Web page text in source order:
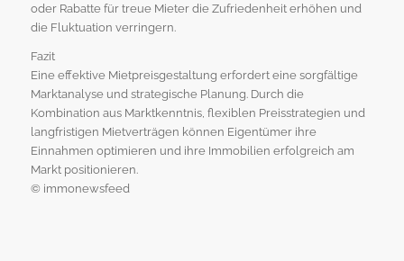
oder Rabatte für treue Mieter die Zufriedenheit erhöhen und
die Fluktuation verringern.
Fazit
Eine effektive Mietpreisgestaltung erfordert eine sorgfältige
Marktanalyse und strategische Planung. Durch die
Kombination aus Marktkenntnis, flexiblen Preisstrategien und
langfristigen Mietverträgen können Eigentümer ihre
Einnahmen optimieren und ihre Immobilien erfolgreich am
Markt positionieren.
© immonewsfeed